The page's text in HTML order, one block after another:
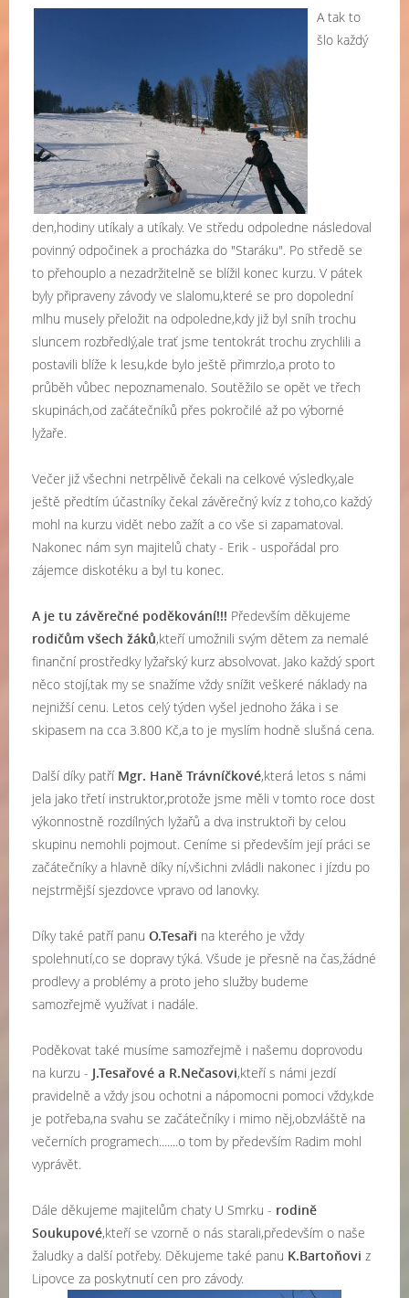
A tak to
šlo každý
den,hodiny utíkaly a utíkaly. Ve středu odpoledne následoval
povinný odpočinek a procházka do "Staráku". Po středě se
to přehouplo a nezadržitelně se blížil konec kurzu. V pátek
byly připraveny závody ve slalomu,které se pro dopolední
mlhu musely přeložit na odpoledne,kdy již byl sníh trochu
sluncem rozbředlý,ale trať jsme tentokrát trochu zrychlili a
postavili blíže k lesu,kde bylo ještě přimrzlo,a proto to
průběh vůbec nepoznamenalo. Soutěžilo se opět ve třech
skupinách,od začátečníků přes pokročilé až po výborné
lyžaře.
Večer již všechni netrpělivě čekali na celkové výsledky,ale
ještě předtím účastníky čekal závěrečný kvíz z toho,co každý
mohl na kurzu vidět nebo zažít a co vše si zapamatoval.
Nakonec nám syn majitelů chaty - Erik - uspořádal pro
zájemce diskotéku a byl tu konec.
A je tu závěrečné poděkování!!! Především děkujeme
rodičům všech žáků,kteří umožnili svým dětem za nemalé
finanční prostředky lyžařský kurz absolvovat. Jako každý sport
něco stojí,tak my se snažíme vždy snížit veškeré náklady na
nejnižší cenu. Letos celý týden vyšel jednoho žáka i se
skipasem na cca 3.800 Kč,a to je myslím hodně slušná cena.
Další díky patří Mgr. Haně Trávníčkové,která letos s námi
jela jako třetí instruktor,protože jsme měli v tomto roce dost
výkonnostně rozdílných lyžařů a dva instruktoři by celou
skupinu nemohli pojmout. Ceníme si především její práci se
začátečníky a hlavně díky ní,všichni zvládli nakonec i jízdu po
nejstrmější sjezdovce vpravo od lanovky.
Díky také patří panu O.Tesaři na kterého je vždy
spolehnutí,co se dopravy týká. Všude je přesně na čas,žádné
prodlevy a problémy a proto jeho služby budeme
samozřejmě využívat i nadále.
Poděkovat také musíme samozřejmě i našemu doprovodu
na kurzu - J.Tesařové a R.Nečasovi,kteří s námi jezdí
pravidelně a vždy jsou ochotni a nápomocni pomoci vždy,kde
je potřeba,na svahu se začátečníky i mimo něj,obzvláště na
večerních programech.......o tom by především Radim mohl
vyprávět.
Dále děkujeme majitelům chaty U Smrku - rodině
Soukupové,kteří se vzorně o nás starali,především o naše
žaludky a další potřeby. Děkujeme také panu K.Bartoňovi z
Lipovce za poskytnutí cen pro závody.